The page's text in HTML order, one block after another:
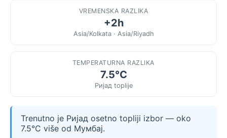
VREMENSKA RAZLIKA
+2h
Asia/Kolkata · Asia/Riyadh
TEMPERATURNA RAZLIKA
7.5°C
Ријад toplije
Trenutno je Ријад osetno topliji izbor — oko
7.5°C više od Мумбај.